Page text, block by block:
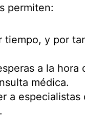
permiten:
tiempo, y por
a la hora
médica.
a especialistas